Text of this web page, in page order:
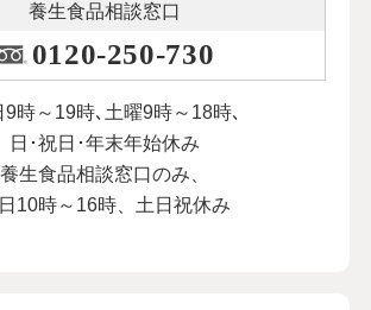
養生食品相談窓口
0120-250-730
9時～19時､土曜9時～18時､
日･祝日･年末年始休み
養生食品相談窓口のみ、
10時～16時、土日祝休み